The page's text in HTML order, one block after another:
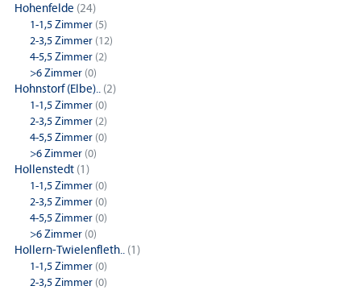
Hohenfelde (24)
1-1,5 Zimmer (5)
2-3,5 Zimmer (12)
4-5,5 Zimmer (2)
>6 Zimmer (0)
Hohnstorf (Elbe).. (2)
1-1,5 Zimmer (0)
2-3,5 Zimmer (2)
4-5,5 Zimmer (0)
>6 Zimmer (0)
Hollenstedt (1)
1-1,5 Zimmer (0)
2-3,5 Zimmer (0)
4-5,5 Zimmer (0)
>6 Zimmer (0)
Hollern-Twielenfleth.. (1)
1-1,5 Zimmer (0)
2-3,5 Zimmer (0)